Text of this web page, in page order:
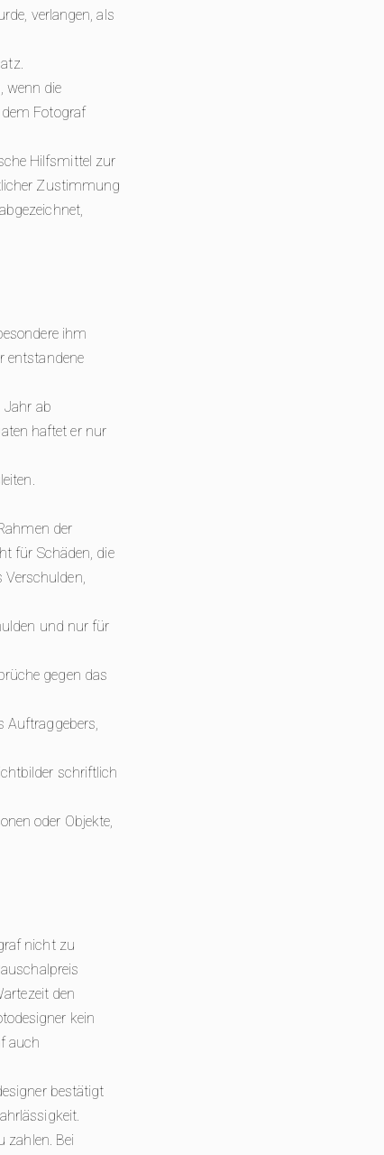
verlangen, als
wenn die
Fotograf
Hilfsmittel zur
Zustimmung
ihm
entstandene
Jahr ab
haftet er nur
der
für Schäden, die
Verschulden,
und nur für
gegen das
Auftraggebers,
schriftlich
oder Objekte,
nicht zu
den
kein
auch
bestätigt
zahlen. Bei